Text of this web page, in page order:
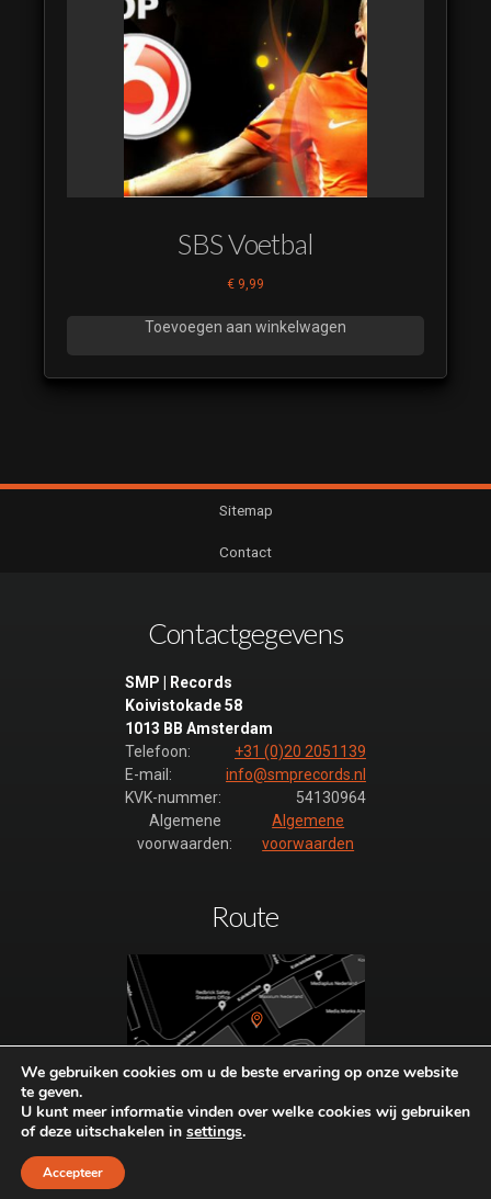
SBS Voetbal
€ 9,99
Toevoegen aan winkelwagen
Sitemap
Contact
Contactgegevens
SMP | Records
Koivistokade 58
1013 BB Amsterdam
Telefoon:
+31 (0)20 2051139
E-mail:
info@smprecords.nl
KVK-nummer:
54130964
Algemene
voorwaarden:
Algemene
voorwaarden
Route
Plan hier uw route naar SMP-
Records.
We gebruiken cookies om u de beste ervaring op onze website
te geven.
U kunt meer informatie vinden over welke cookies wij gebruiken
of deze uitschakelen in settings.
Accepteer